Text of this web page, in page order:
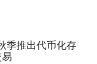
季推出代币化存